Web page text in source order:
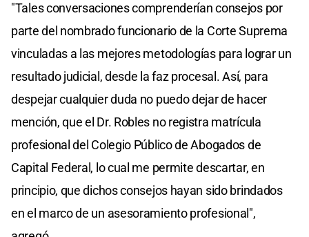
"Tales conversaciones comprenderían consejos por
parte del nombrado funcionario de la Corte Suprema
vinculadas a las mejores metodologías para lograr un
resultado judicial, desde la faz procesal. Así, para
despejar cualquier duda no puedo dejar de hacer
mención, que el Dr. Robles no registra matrícula
profesional del Colegio Público de Abogados de
Capital Federal, lo cual me permite descartar, en
principio, que dichos consejos hayan sido brindados
en el marco de un asesoramiento profesional",